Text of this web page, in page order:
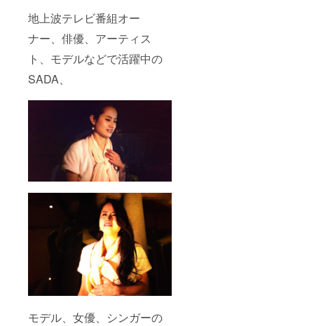
地上波テレビ番組オー
ナー、俳優、アーティス
ト、モデルなどで活躍中の
SADA、
モデル、女優、シンガーの